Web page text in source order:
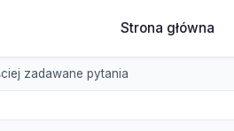
Strona główna
zadawane pytania